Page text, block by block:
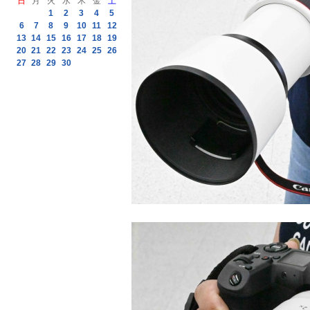
1
2 3 4
5
6
7 8 9 10 11
12
13 14 15 16 17 18 19
20 21 22 23 24 25 26
27 28 29 30